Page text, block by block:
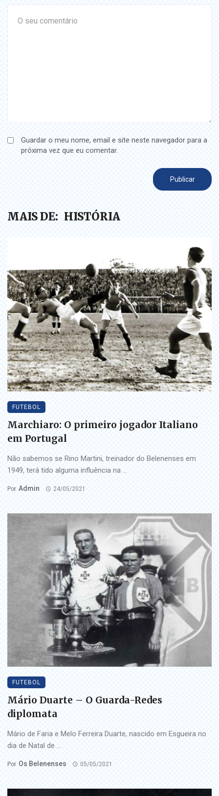
Guardar o meu nome, email e site neste navegador para a
próxima vez que eu comentar.
MAIS DE: HISTÓRIA
FUTEBOL
Marchiaro: O primeiro jogador Italiano
em Portugal
Não sabemos se Rino Martini, treinador do Belenenses em
1949, terá tido alguma influência na ...
Por Admin 24/05/2021
FUTEBOL
Mário Duarte – O Guarda-Redes
diplomata
Mário de Faria e Melo Ferreira Duarte, nascido em Esgueira no
dia de Natal de ...
Por Os Belenenses 05/05/2021